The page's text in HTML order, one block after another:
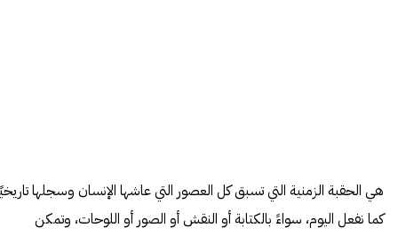
هي الحقبة الزمنية التي تسبق كل العصور التي عاشها الإنسان وسجلها
كما نفعل اليوم، سواءً بالكتابة أو النقش أو الصور أو اللوحات، وتمكن